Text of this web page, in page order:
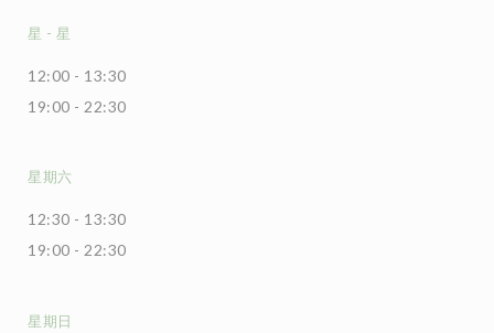
星 - 星
12:00 - 13:30
19:00 - 22:30
星期六
12:30 - 13:30
19:00 - 22:30
星期日